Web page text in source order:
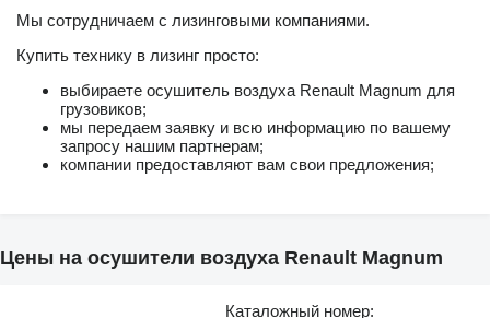
Мы сотрудничаем с лизинговыми компаниями.
Купить технику в лизинг просто:
выбираете осушитель воздуха Renault Magnum для
грузовиков;
мы передаем заявку и всю информацию по вашему
запросу нашим партнерам;
компании предоставляют вам свои предложения;
Цены на осушители воздуха Renault Magnum
Каталожный номер: